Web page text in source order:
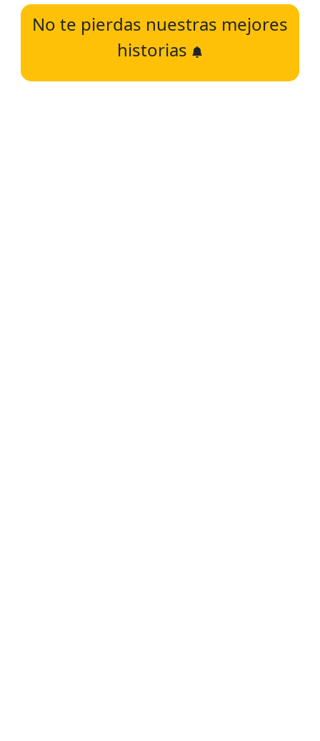
No te pierdas nuestras mejores
historias